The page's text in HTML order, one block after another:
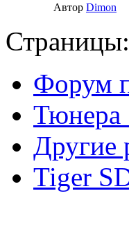
Автор Dimon
Форум
Тюнера
Другие
Tiger